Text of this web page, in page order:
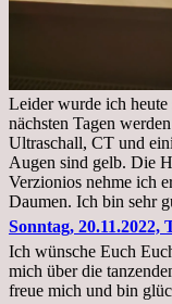
Leider wurde ich
nächsten Tagen
Ultraschall, CT und
Augen sind gelb. Die
Verzionios nehme ich
Daumen. Ich bin sehr
Sonntag, 20.11.2022,
Ich wünsche Euch
mich über die
freue mich und bin